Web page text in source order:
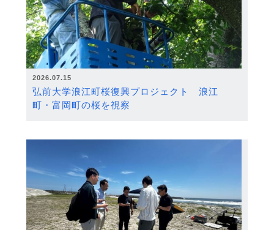
2026.07.15
弘前大学浪江町桜復興プロジェクト 浪江
町・富岡町の桜を視察